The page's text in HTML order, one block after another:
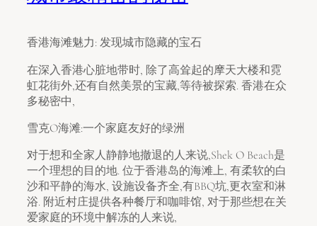
香港海滩魅力: 发现城市隐藏的宝石
在深入香港心脏地带时, 除了高耸起的摩天大楼和霓
虹花街外,还有自然美景的宝藏,等待被探索. 香港在众
多秘密中,
雪克O海滩:一个家庭友好的绿洲
对于想和全家人静静地撤退的人来说,Shek O Beach是
一个理想的目的地. 位于香港岛的海滩上, 有柔软的白
沙和平静的海水, 设施设备齐全,有BBQ坑,更衣室和淋
浴. 附近村庄提供各种餐厅和咖啡馆, 对于那些想在关
爱家庭的环境中解冻的人来说,